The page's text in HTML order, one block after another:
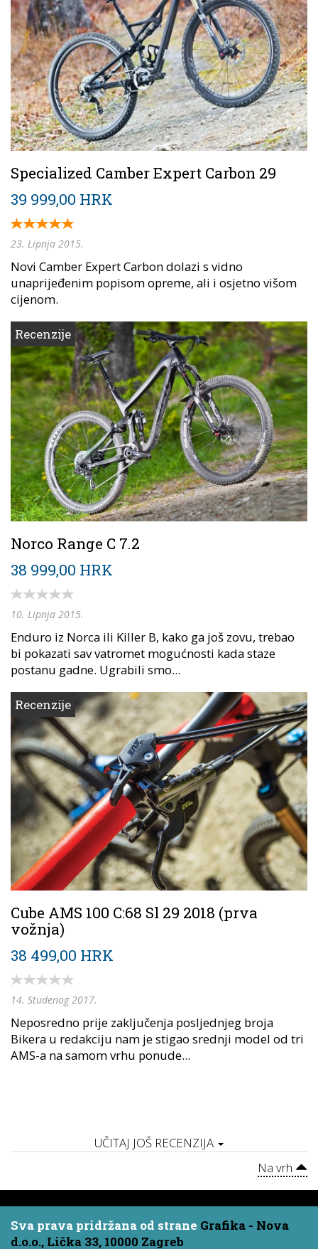
Specialized Camber Expert Carbon 29
39 999,00 HRK
23. Lipnja 2015.
Novi Camber Expert Carbon dolazi s vidno
unaprijeđenim popisom opreme, ali i osjetno višom
cijenom.
Recenzije
Norco Range C 7.2
38 999,00 HRK
10. Lipnja 2015.
Enduro iz Norca ili Killer B, kako ga još zovu, trebao
bi pokazati sav vatromet mogućnosti kada staze
postanu gadne. Ugrabili smo...
Recenzije
Cube AMS 100 C:68 Sl 29 2018 (prva
vožnja)
38 499,00 HRK
14. Studenog 2017.
Neposredno prije zaključenja posljednjeg broja
Bikera u redakciju nam je stigao srednji model od tri
AMS-a na samom vrhu ponude...
UČITAJ JOŠ RECENZIJA
Na vrh
Sva prava pridržana od strane Grafika - Nova
d.o.o., Lička 33, 10000 Zagreb